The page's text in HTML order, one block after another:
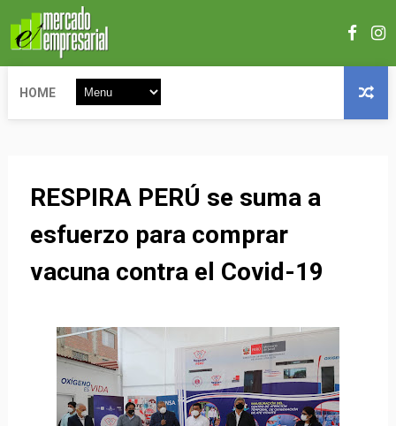
HOME
RESPIRA PERÚ se suma a
esfuerzo para comprar
vacuna contra el Covid-19